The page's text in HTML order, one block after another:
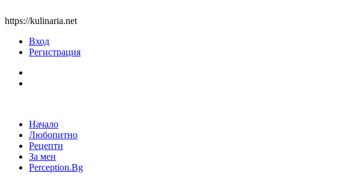
https://kulinaria.net
Вход
Регистрация
Начало
Любопитно
Рецепти
За мен
Perception.Bg